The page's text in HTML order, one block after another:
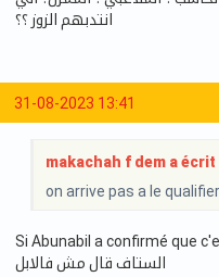
انتدبهم الزوز ؟؟
31-08-2023 13:41
makachah f dem a écrit
on arrive pas a le qualifier
Si Abunabil a confirmé que
الستاف قال مش فالابل